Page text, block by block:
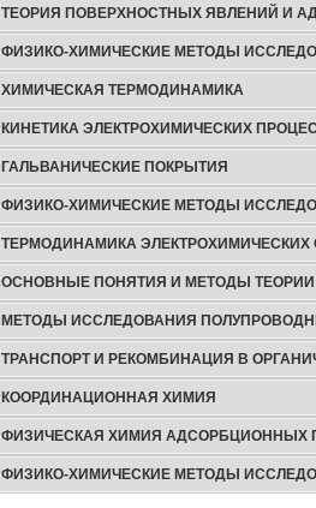
ТЕОРИЯ ПОВЕРХНОСТНЫХ ЯВЛЕНИЙ И
ФИЗИКО-ХИМИЧЕСКИЕ МЕТОДЫ
ХИМИЧЕСКАЯ ТЕРМОДИНАМИКА
КИНЕТИКА ЭЛЕКТРОХИМИЧЕСКИХ
ГАЛЬВАНИЧЕСКИЕ ПОКРЫТИЯ
ФИЗИКО-ХИМИЧЕСКИЕ МЕТОДЫ
ТЕРМОДИНАМИКА ЭЛЕКТРОХИМИЧЕСКИХ
ОСНОВНЫЕ ПОНЯТИЯ И МЕТОДЫ
МЕТОДЫ ИССЛЕДОВАНИЯ
ТРАНСПОРТ И РЕКОМБИНАЦИЯ В
КООРДИНАЦИОННАЯ ХИМИЯ
ФИЗИЧЕСКАЯ ХИМИЯ АДСОРБЦИОННЫХ
ФИЗИКО-ХИМИЧЕСКИЕ МЕТОДЫ